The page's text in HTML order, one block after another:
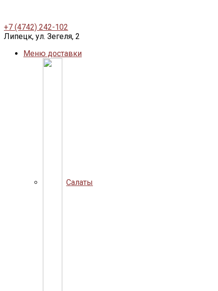
+7 (4742) 242-102
Липецк, ул. Зегеля, 2
Меню доставки
Салаты